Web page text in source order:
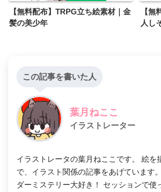
【無料配布】TRPG立ち絵素材｜金
髪の美少年
【
人し
この記事を書いた人
葉月ねここ
イラストレーター
イラストレータの葉月ねここです。 絵を
で、イラスト関係の記事をあげています
ダーミステリー大好き！ セッションで使